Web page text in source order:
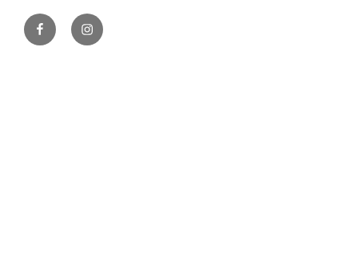
FacebookInstagram